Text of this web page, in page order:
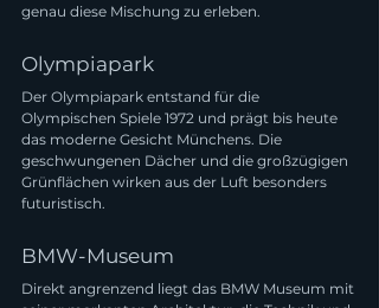
genau diese Mischung zu erleben.
Olympiapark
Der Olympiapark entstand für die
Olympischen Spiele 1972 und prägt bis heute
das moderne Gesicht Münchens. Die
geschwungenen Dächer und die großzügigen
Grünflächen wirken aus der Luft besonders
futuristisch.
BMW-Museum
Direkt angrenzend liegt das BMW Museum mit